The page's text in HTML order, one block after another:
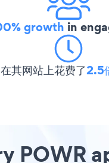
growth in
其网站上花费了2.5
POWR